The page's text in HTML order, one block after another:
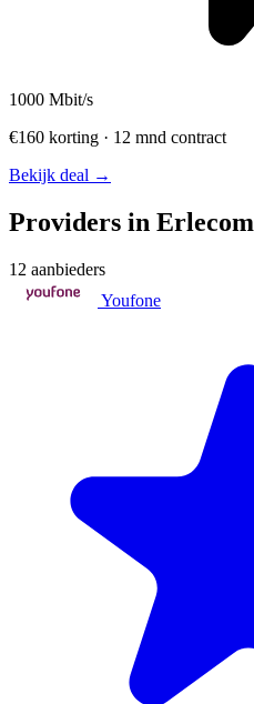
1000 Mbit/s
€160 korting · 12 mnd contract
Bekijk deal →
Providers in Erlecom
12 aanbieders
Youfone